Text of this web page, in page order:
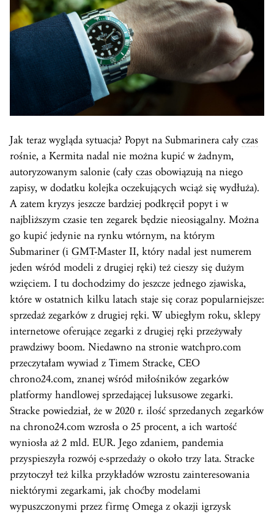
Jak teraz wygląda sytuacja? Popyt na Submarinera cały czas
rośnie, a Kermita nadal nie można kupić w żadnym,
autoryzowanym salonie (cały czas obowiązują na niego
zapisy, w dodatku kolejka oczekujących wciąż się wydłuża).
A zatem kryzys jeszcze bardziej podkręcił popyt i w
najbliższym czasie ten zegarek będzie nieosiągalny. Można
go kupić jedynie na rynku wtórnym, na którym
Submariner (i GMT-Master II, który nadal jest numerem
jeden wśród modeli z drugiej ręki) też cieszy się dużym
wzięciem. I tu dochodzimy do jeszcze jednego zjawiska,
które w ostatnich kilku latach staje się coraz popularniejsze:
sprzedaż zegarków z drugiej ręki. W ubiegłym roku, sklepy
internetowe oferujące zegarki z drugiej ręki przeżywały
prawdziwy boom. Niedawno na stronie watchpro.com
przeczytałam wywiad z Timem Stracke, CEO
chrono24.com, znanej wśród miłośników zegarków
platformy handlowej sprzedającej luksusowe zegarki.
Stracke powiedział, że w 2020 r. ilość sprzedanych zegarków
na chrono24.com wzrosła o 25 procent, a ich wartość
wyniosła aż 2 mld. EUR. Jego zdaniem, pandemia
przyspieszyła rozwój e-sprzedaży o około trzy lata. Stracke
przytoczył też kilka przykładów wzrostu zainteresowania
niektórymi zegarkami, jak choćby modelami
wypuszczonymi przez firmę Omega z okazji igrzysk